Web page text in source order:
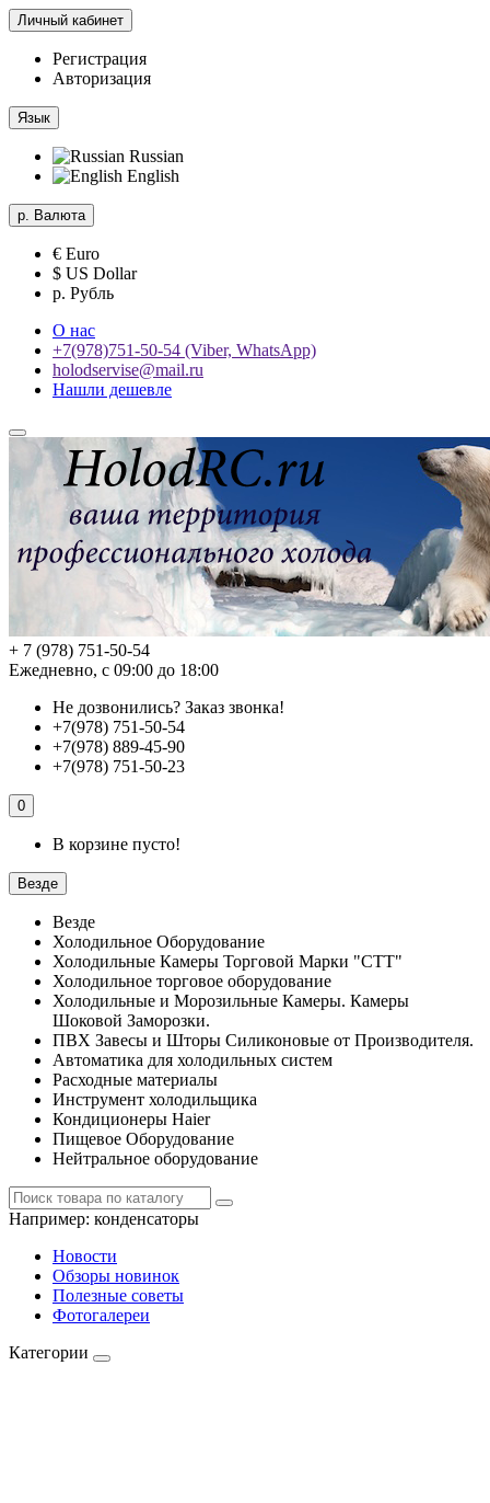
Личный кабинет
Регистрация
Авторизация
Язык
Russian
English
р. Валюта
€ Euro
$ US Dollar
р. Рубль
О нас
+7(978)751-50-54 (Viber, WhatsApp)
holodservise@mail.ru
Нашли дешевле
+ 7 (978) 751-50-54
Ежедневно, с 09:00 до 18:00
Не дозвонились? Заказ звонка!
+7(978) 751-50-54
+7(978) 889-45-90
+7(978) 751-50-23
0
В корзине пусто!
Везде
Везде
Холодильное Оборудование
Холодильные Камеры Торговой Марки "СТТ"
Холодильное торговое оборудование
Холодильные и Морозильные Камеры. Камеры
Шоковой Заморозки.
ПВХ Завесы и Шторы Силиконовые от Производителя.
Автоматика для холодильных систем
Расходные материалы
Инструмент холодильщика
Кондиционеры Haier
Пищевое Оборудование
Нейтральное оборудование
Например: конденсаторы
Новости
Обзоры новинок
Полезные советы
Фотогалереи
Категории